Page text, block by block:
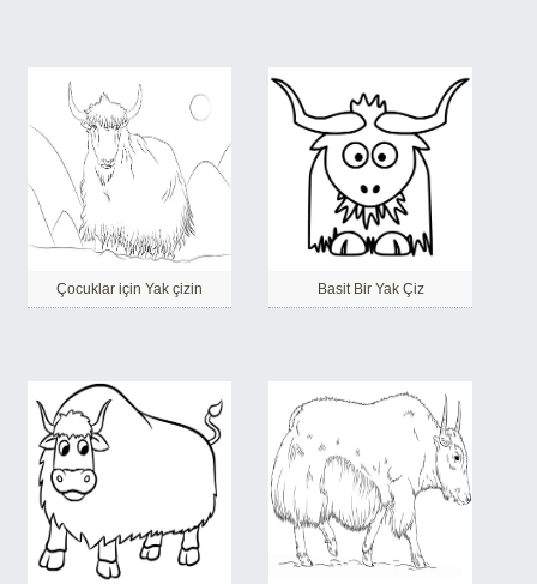
Çocuklar için Yak çizin Basit Bir Yak Çiz